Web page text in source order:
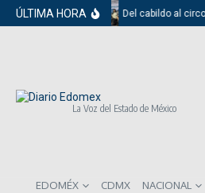
Saltar al contenido
ÚLTIMA HORA Del cabildo al
La Voz del Estado de México
EDOMÉX CDMX
NACIONAL